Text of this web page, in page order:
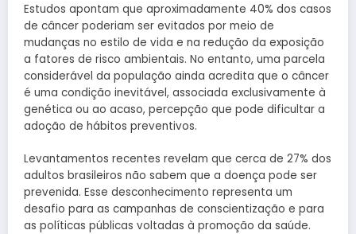
Estudos apontam que aproximadamente 40% dos casos
de câncer poderiam ser evitados por meio de
mudanças no estilo de vida e na redução da exposição
a fatores de risco ambientais. No entanto, uma parcela
considerável da população ainda acredita que o câncer
é uma condição inevitável, associada exclusivamente à
genética ou ao acaso, percepção que pode dificultar a
adoção de hábitos preventivos.
Levantamentos recentes revelam que cerca de 27% dos
adultos brasileiros não sabem que a doença pode ser
prevenida. Esse desconhecimento representa um
desafio para as campanhas de conscientização e para
as políticas públicas voltadas à promoção da saúde.